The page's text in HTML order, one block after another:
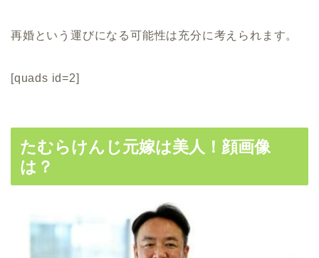
再婚という運びになる可能性は充分に考えられます。
[quads id=2]
たむらけんじ元嫁は美人！顔画像
は？